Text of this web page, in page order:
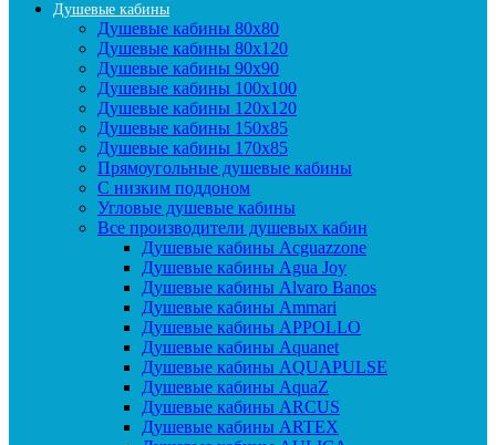
Душевые кабины
Душевые кабины 80x80
Душевые кабины 80x120
Душевые кабины 90х90
Душевые кабины 100x100
Душевые кабины 120x120
Душевые кабины 150x85
Душевые кабины 170x85
Прямоугольные душевые кабины
С низким поддоном
Угловые душевые кабины
Все производители душевых кабин
Душевые кабины Acguazzone
Душевые кабины Agua Joy
Душевые кабины Alvaro Banos
Душевые кабины Ammari
Душевые кабины APPOLLO
Душевые кабины Aquanet
Душевые кабины AQUAPULSE
Душевые кабины AquaZ
Душевые кабины ARCUS
Душевые кабины ARTEX